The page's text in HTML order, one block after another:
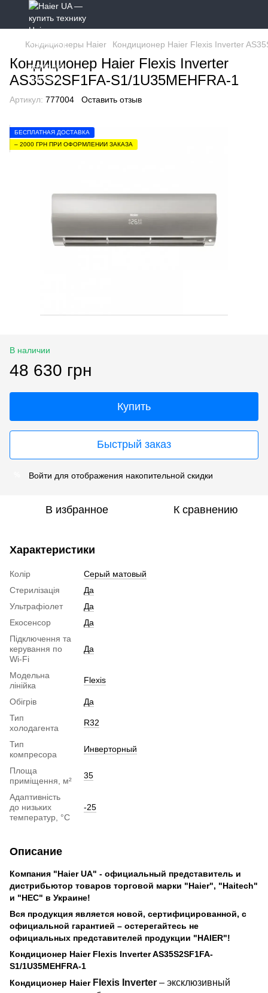
Кондиционеры Haier Кондиционер Haier Flexis Inverter
Кондиционер Haier Flexis Inverter
AS35S2SF1FA-S1/1U35MEHFRA-1
Артикул: 777004 Оставить отзыв
БЕСПЛАТНАЯ ДОСТАВКА
– 2000 ГРН ПРИ ОФОРМЛЕНИИ ЗАКАЗА
В наличии
48 630 грн
Купить
Быстрый заказ
Войти для отображения накопительной скидки
В избранное К сравнению
Характеристики
Колір
Серый матовый
Стерилізація
Да
Ультрафіолет
Да
Екосенсор
Да
Підключення та
керування по
Wi-Fi
Да
Модельна
лінійка
Flexis
Обігрів
Да
Тип
холодагента
R32
Тип
компресора
Инверторный
Площа
приміщення, м²
35
Адаптивність
до низьких
температур, °С
-25
Описание
Компания "Haier UA" - официальный представитель и
дистрибьютор товаров торговой марки "Haier", "Haitech"
и "HEC" в Украине!
Вся продукция является новой, сертифицированной, с
официальной гарантией – остерегайтесь не
официальных представителей продукции "HAIER"!
Кондиционер Haier Flexis Inverter AS35S2SF1FA-
S1/1U35MEHFRA-1
​Кондиционер Haier Flexis Inverter – эксклюзивный